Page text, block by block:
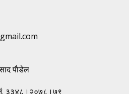
पाैडेल
नं. ३३४८।२०७८।७९